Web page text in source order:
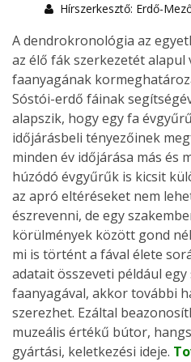
Hírszerkesztő: Erdő-
A dendrokronológia az
az élő fák szerkezetét
faanyagának
Sóstói-erdő fáinak
alapszik, hogy egy fa
időjárásbeli tényezőinek
minden év időjárása más és
húzódó évgyűrűk is kicsit
az apró eltéréseket nem
észrevenni, de egy
körülmények között gond
mi is történt a fával élete
adatait összeveti például
faanyagával, akkor további
szerezhet. Ezáltal
muzeális értékű bútor,
gyártási, keletkezési ideje.